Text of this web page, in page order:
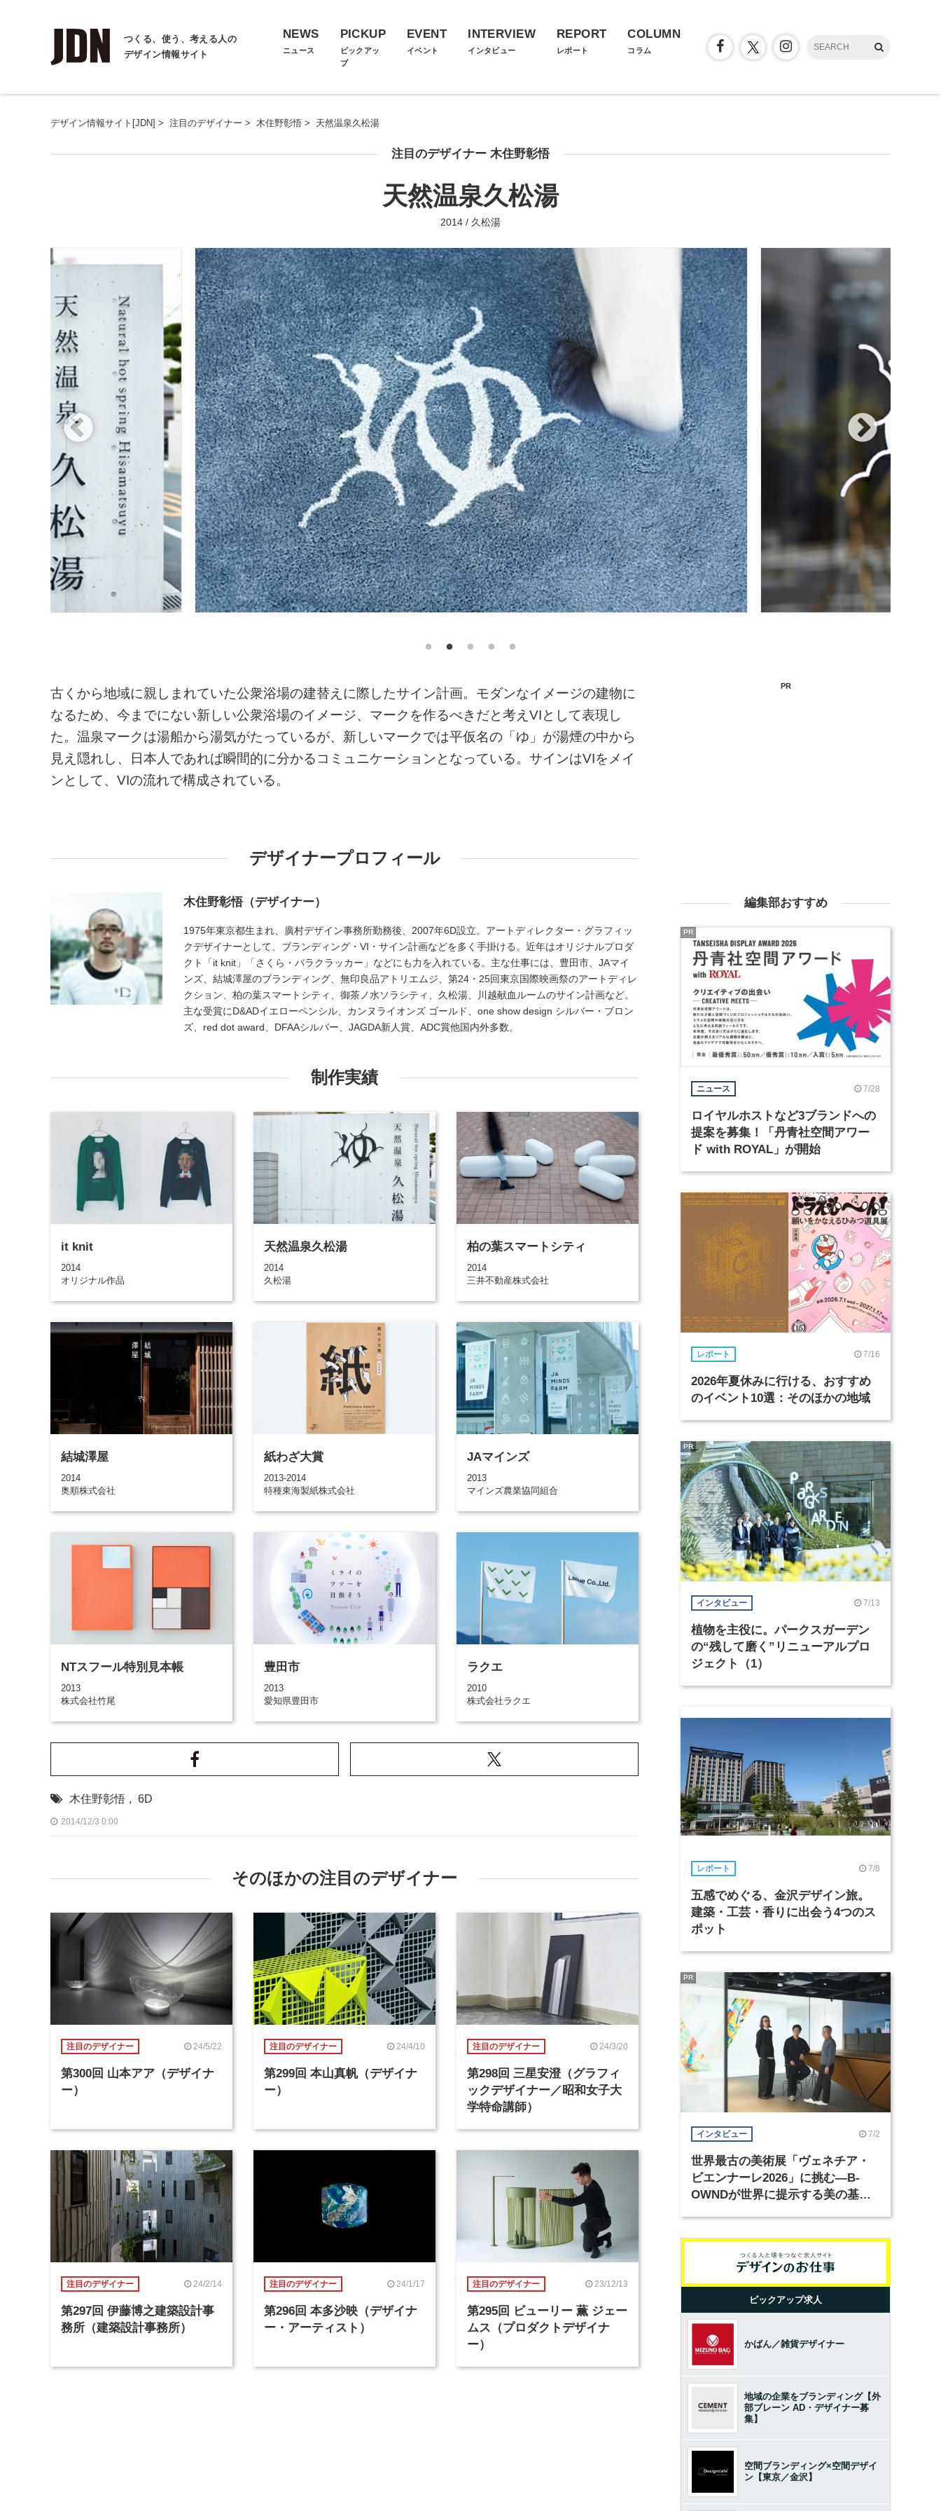
つくる、使う、考える人の
デザイン情報サイト
NEWS
ニュース
PICKUP
ピックアッ
プ
EVENT
イベント
INTERVIEW
インタビュー
REPORT
レポート
COLUMN
コラム
デザイン情報サイト[JDN] > 注目のデザイナー > 木住野彰悟 > 天然温泉久松湯
注目のデザイナー 木住野彰悟
天然温泉久松湯
2014 / 久松湯
古くから地域に親しまれていた公衆浴場の建替えに際したサイン計画。モダンなイメージの建物に
なるため、今までにない新しい公衆浴場のイメージ、マークを作るべきだと考えVIとして表現し
た。温泉マークは湯船から湯気がたっているが、新しいマークでは平仮名の「ゆ」が湯煙の中から
見え隠れし、日本人であれば瞬間的に分かるコミュニケーションとなっている。サインはVIをメイ
ンとして、VIの流れで構成されている。
デザイナープロフィール
木住野彰悟（デザイナー）
1975年東京都生まれ、廣村デザイン事務所勤務後、2007年6D設立。アートディレクター・グラフィッ
クデザイナーとして、ブランディング・VI・サイン計画などを多く手掛ける。近年はオリジナルプロダ
クト「it knit」「さくら・バラクラッカー」などにも力を入れている。主な仕事には、豊田市、JAマイ
ンズ、結城澤屋のブランディング、無印良品アトリエムジ、第24・25回東京国際映画祭のアートディレ
クション、柏の葉スマートシティ、御茶ノ水ソラシティ、久松湯、川越献血ルームのサイン計画など。
主な受賞にD&ADイエローペンシル、カンヌライオンズ ゴールド、one show design シルバー・ブロン
ズ、red dot award、DFAAシルバー、JAGDA新人賞、ADC賞他国内外多数。
制作実績
it knit
2014
オリジナル作品
天然温泉久松湯
2014
久松湯
柏の葉スマートシティ
2014
三井不動産株式会社
結城澤屋
2014
奥順株式会社
紙わざ大賞
2013-2014
特種東海製紙株式会社
JAマインズ
2013
マインズ農業協同組合
NTスフール特別見本帳
2013
株式会社竹尾
豊田市
2013
愛知県豊田市
ラクエ
2010
株式会社ラクエ
木住野彰悟 , 6D
2014/12/3 0:00
そのほかの注目のデザイナー
注目のデザイナー 24/5/22
第300回 山本アア（デザイナ
ー）
注目のデザイナー 24/4/10
第299回 本山真帆（デザイナ
ー）
注目のデザイナー 24/3/20
第298回 三星安澄（グラフィ
ックデザイナー／昭和女子大
学特命講師）
注目のデザイナー 24/2/14
第297回 伊藤博之建築設計事
務所（建築設計事務所）
注目のデザイナー 24/1/17
第296回 本多沙映（デザイナ
ー・アーティスト）
注目のデザイナー 23/12/13
第295回 ビューリー 薫 ジェー
ムス（プロダクトデザイナ
ー）
PR
編集部おすすめ
ニュース 7/28
ロイヤルホストなど3ブランドへの
提案を募集！「丹青社空間アワー
ド with ROYAL」が開始
PR
レポート 7/16
2026年夏休みに行ける、おすすめ
のイベント10選：そのほかの地域
インタビュー 7/13
植物を主役に。パークスガーデン
の“残して磨く”リニューアルプロ
ジェクト（1）
PR
レポート 7/8
五感でめぐる、金沢デザイン旅。
建築・工芸・香りに出会う4つのス
ポット
インタビュー 7/2
世界最古の美術展「ヴェネチア・
ビエンナーレ2026」に挑む―B-
OWNDが世界に提示する美の基準
PR
ピックアップ求人
かばん／雑貨デザイナー
地域の企業をブランディング【外
部ブレーン AD・デザイナー募
集】
空間ブランディング×空間デザイ
ン【東京／金沢】